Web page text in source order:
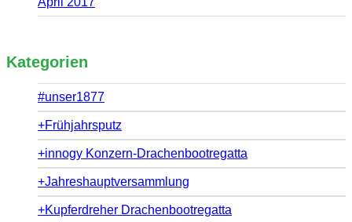
Kategorien
#unser1877
+Frühjahrsputz
+innogy Konzern-Drachenbootregatta
+Jahreshauptversammlung
+Kupferdreher Drachenbootregatta